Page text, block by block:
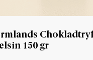
150 gr